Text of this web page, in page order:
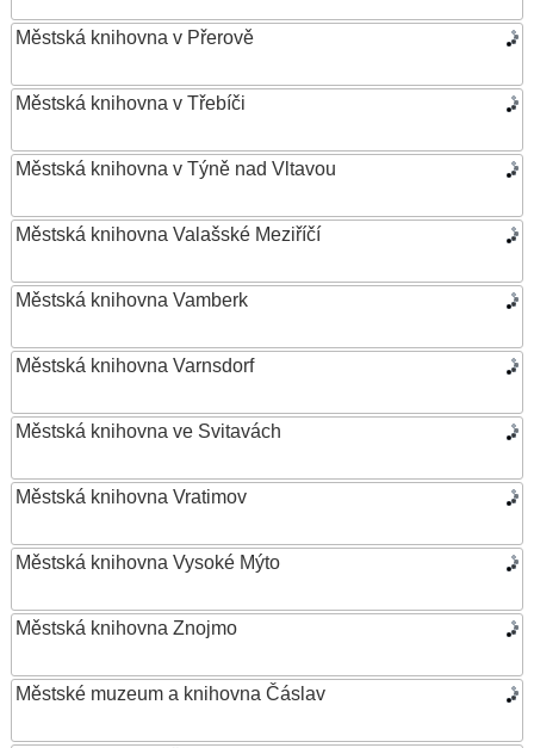
Městská knihovna v Přerově
Městská knihovna v Třebíči
Městská knihovna v Týně nad Vltavou
Městská knihovna Valašské Meziříčí
Městská knihovna Vamberk
Městská knihovna Varnsdorf
Městská knihovna ve Svitavách
Městská knihovna Vratimov
Městská knihovna Vysoké Mýto
Městská knihovna Znojmo
Městské muzeum a knihovna Čáslav